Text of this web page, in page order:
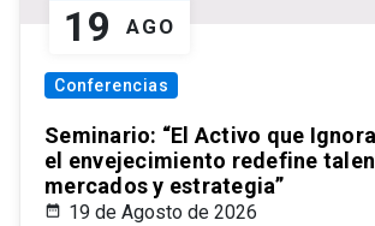
19 AGO
Conferencias
Seminario: “El Activo que
el envejecimiento redefine
mercados y estrategia”
19 de Agosto de 2026